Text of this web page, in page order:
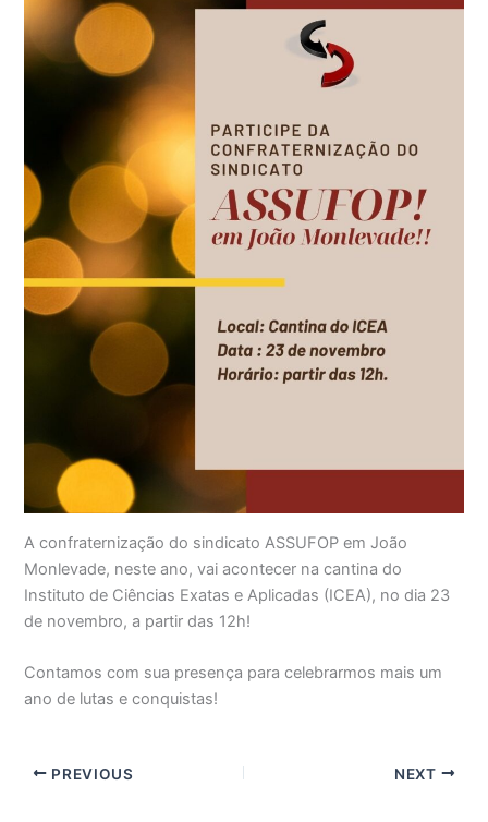
A confraternização do sindicato ASSUFOP em João
Monlevade, neste ano, vai acontecer na cantina do
Instituto de Ciências Exatas e Aplicadas (ICEA), no dia 23
de novembro, a partir das 12h!
Contamos com sua presença para celebrarmos mais um
ano de lutas e conquistas!
PREVIOUS NEXT